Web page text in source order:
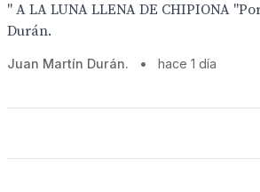
" A LA LUNA LLENA DE CHIPIONA
Durán.
Juan Martín Durán. • hace 1 día